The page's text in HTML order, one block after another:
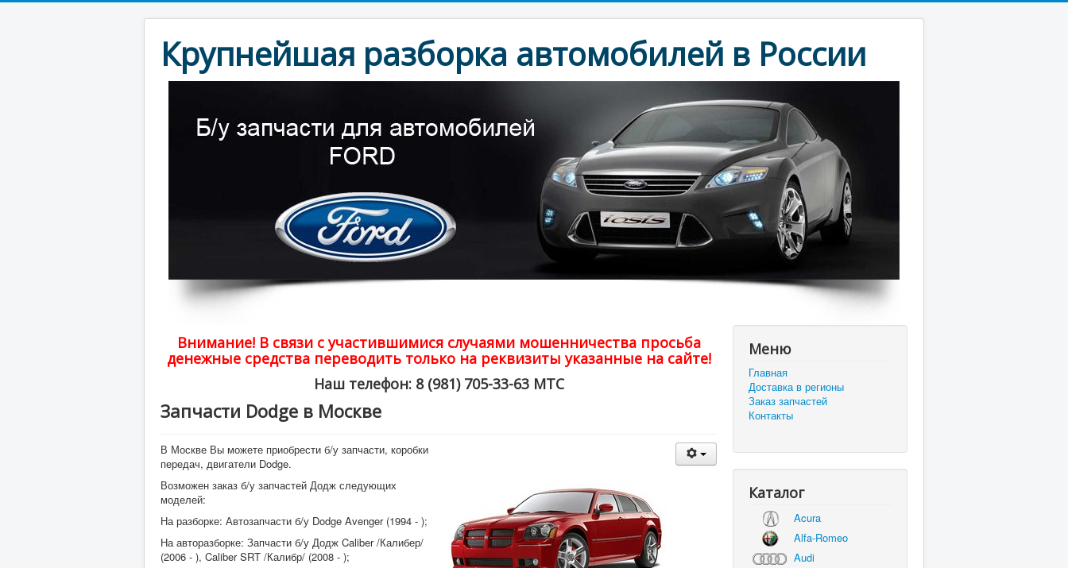
Крупнейшая разборка автомобилей в России
Внимание! В связи с участившимися случаями мошенничества просьба
денежные средства переводить только на реквизиты указанные на сайте!
Наш телефон: 8 (981) 705-33-63 МТС
Запчасти Dodge в Москве
В Москве Вы можете приобрести б/у запчасти, коробки
передач, двигатели Dodge.
Возможен заказ б/у запчастей Додж следующих
моделей:
На разборке: Автозапчасти б/у Dodge Avenger (1994 - );
На авторазборке: Запчасти б/у Додж Caliber /Калибер/
(2006 - ), Caliber SRT /Калибр/ (2008 - );
Меню
Главная
Доставка в регионы
Заказ запчастей
Контакты
Каталог
Acura
Alfa-Romeo
Audi